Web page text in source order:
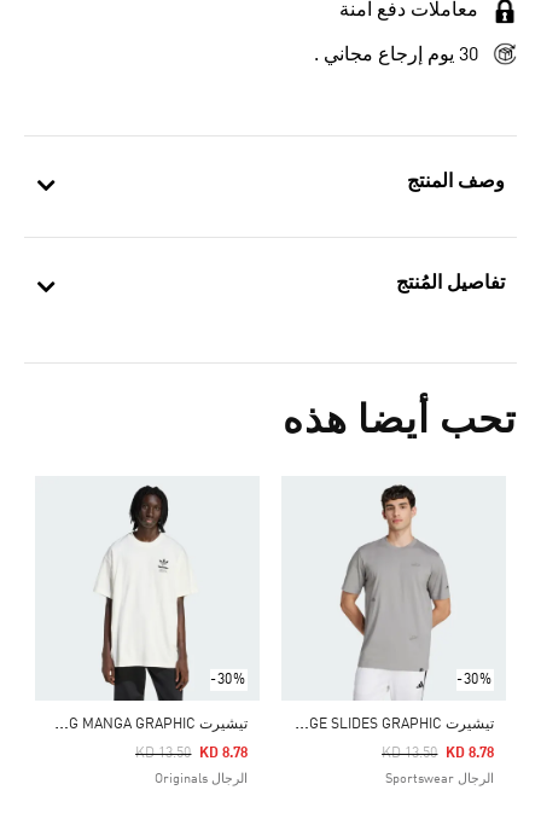
وصف المنتج
تفاصيل المُنتج
تحب أيضا هذه
-30%
ت
يشيرت LOUNGE SLIDES GRAPHIC
Price Reduced From
KD 13.50
To KD 8.78
الرجال Sportswear
-30%
ت
يشيرت JAPANESE RACING MANGA GRAPHIC
Price Reduced From
KD 13.50
To KD 8.78
الرجال Originals
Price Reduced From
To
معاملات دفع آمنة